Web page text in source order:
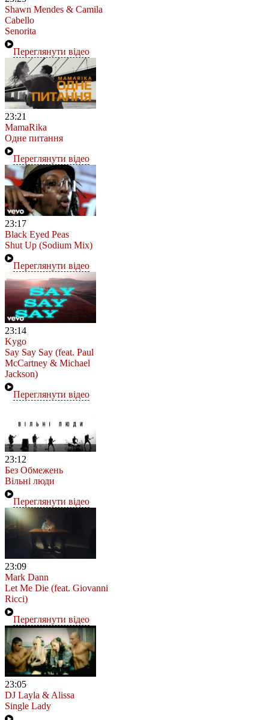
Shawn Mendes & Camila
Cabello
Senorita
Переглянути відео
23:21
MamaRika
Одне питання
Переглянути відео
23:17
Black Eyed Peas
Shut Up (Sodium Mix)
Переглянути відео
23:14
Kygo
Say Say Say (feat. Paul
McCartney & Michael
Jackson)
Переглянути відео
23:12
Без Обмежень
Вільні люди
Переглянути відео
23:09
Mark Dann
Let Me Die (feat. Giovanni
Ricci)
Переглянути відео
23:05
DJ Layla & Alissa
Single Lady